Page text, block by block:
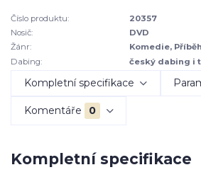
Číslo produktu:
20357
Nosič:
DVD
Žánr:
Komedie, Příběh
Dabing:
český dabing i
Kompletní specifikace
Komentáře 0
Kompletní specifikace